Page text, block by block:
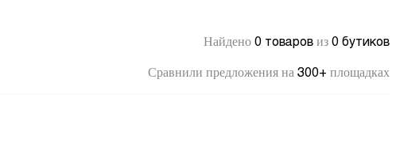
Найдено 0 товаров из 0 бутиков
Сравнили предложения на 300+ площадках